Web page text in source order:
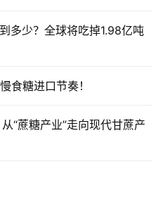
多少？全球将吃掉1.98亿吨
食糖进口节奏！
“蔗糖产业”走向现代甘蔗产